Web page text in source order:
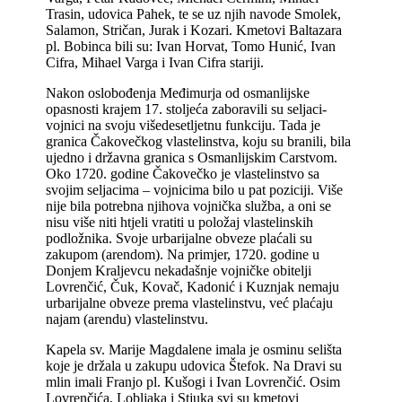
Trasin, udovica Pahek, te se uz njih navode Smolek,
Salamon, Stričan, Jurak i Kozari. Kmetovi Baltazara
pl. Bobinca bili su: Ivan Horvat, Tomo Hunić, Ivan
Cifra, Mihael Varga i Ivan Cifra stariji.
Nakon oslobođenja Međimurja od osmanlijske
opasnosti krajem 17. stoljeća zaboravili su seljaci-
vojnici na svoju višedesetljetnu funkciju. Tada je
granica Čakovečkog vlastelinstva, koju su branili, bila
ujedno i državna granica s Osmanlijskim Carstvom.
Oko 1720. godine Čakovečko je vlastelinstvo sa
svojim seljacima – vojnicima bilo u pat poziciji. Više
nije bila potrebna njihova vojnička služba, a oni se
nisu više niti htjeli vratiti u položaj vlastelinskih
podložnika. Svoje urbarijalne obveze plaćali su
zakupom (arendom). Na primjer, 1720. godine u
Donjem Kraljevcu nekadašnje vojničke obitelji
Lovrenčić, Čuk, Kovač, Kadonić i Kuznjak nemaju
urbarijalne obveze prema vlastelinstvu, već plaćaju
najam (arendu) vlastelinstvu.
Kapela sv. Marije Magdalene imala je osminu selišta
koje je držala u zakupu udovica Štefok. Na Dravi su
mlin imali Franjo pl. Kušogi i Ivan Lovrenčić. Osim
Lovrenčića, Lobljaka i Stjuka svi su kmetovi